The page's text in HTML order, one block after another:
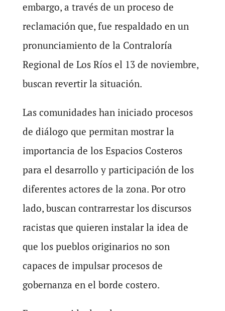
embargo, a través de un proceso de
reclamación que, fue respaldado en un
pronunciamiento de la Contraloría
Regional de Los Ríos el 13 de noviembre,
buscan revertir la situación.
Las comunidades han iniciado procesos
de diálogo que permitan mostrar la
importancia de los Espacios Costeros
para el desarrollo y participación de los
diferentes actores de la zona. Por otro
lado, buscan contrarrestar los discursos
racistas que quieren instalar la idea de
que los pueblos originarios no son
capaces de impulsar procesos de
gobernanza en el borde costero.